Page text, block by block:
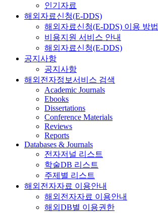
인기자료
해외자료신청(E-DDS)
해외자료신청(E-DDS) 이용 방법
비용지원 서비스 안내
해외자료신청(E-DDS)
공지사항
공지사항
해외전자정보서비스 검색
Academic Journals
Ebooks
Dissertations
Conference Materials
Reviews
Reports
Databases & Journals
전자저널 리스트
학술DB 리스트
주제별 리스트
해외전자자료 이용안내
해외전자자료 이용안내
해외DB별 이용권한